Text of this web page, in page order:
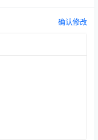
确认修改